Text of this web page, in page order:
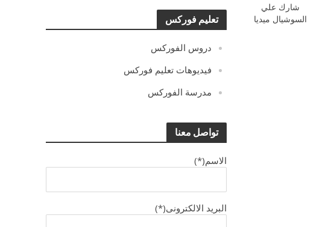
تعليم فوركس
دروس الفوركس
فيديوهات تعليم فوركس
مدرسة الفوركس
تواصل معنا
الاسم(*)
البريد الالكترونى(*)
شارك علي
السوشيال ميديا